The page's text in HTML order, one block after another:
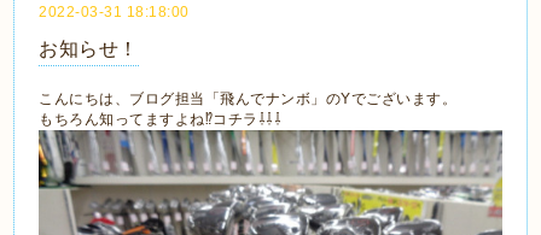
2022-03-31 18:18:00
お知らせ！
こんにちは、ブログ担当「飛んでナンボ」のYでございます。
もちろん知ってますよね⁉コチラ⇩⇩⇩